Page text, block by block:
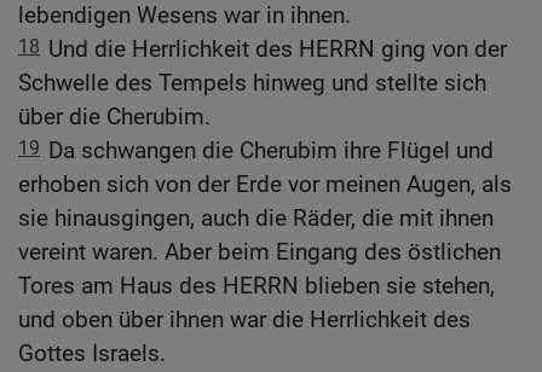
lebendigen Wesens war in ihnen.
18 Und die Herrlichkeit des HERRN ging von der
Schwelle des Tempels hinweg und stellte sich
über die Cherubim.
19 Da schwangen die Cherubim ihre Flügel und
erhoben sich von der Erde vor meinen Augen, als
sie hinausgingen, auch die Räder, die mit ihnen
vereint waren. Aber beim Eingang des östlichen
Tores am Haus des HERRN blieben sie stehen,
und oben über ihnen war die Herrlichkeit des
Gottes Israels.